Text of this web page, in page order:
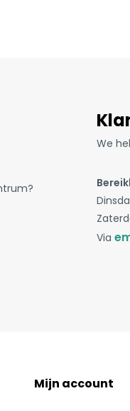
We
Via
Mijn account